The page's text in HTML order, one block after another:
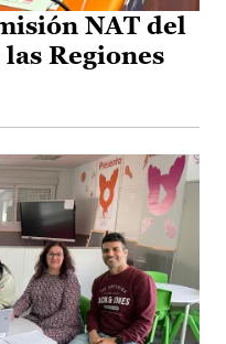
NAT del
Regiones